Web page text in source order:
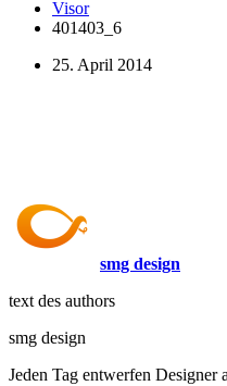
Visor
401403_6
25. April 2014
smg design
text des authors
smg design
Jeden Tag entwerfen Designer